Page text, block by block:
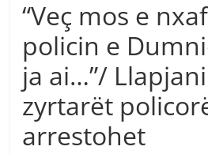
“Veç mos e
policin e
ja ai…”/
zyrtarët
arrestohet